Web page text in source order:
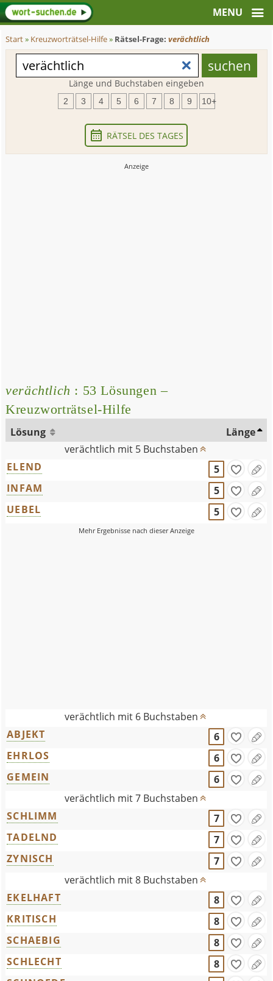
Start» Kreuzworträtsel-Hilfe» Rätsel-Frage:verächtlich
Länge und Buchstaben eingeben
2 3 4 5 6 7 8 9 10+
RÄTSEL DES TAGES
verächtlich : 53 Lösungen –
Kreuzworträtsel-Hilfe
Lösung
Länge
verächtlich mit 5 Buchstaben
ELEND
5
INFAM
5
UEBEL
5
verächtlich mit 6 Buchstaben
ABJEKT
6
EHRLOS
6
GEMEIN
6
verächtlich mit 7 Buchstaben
SCHLIMM
7
TADELND
7
ZYNISCH
7
verächtlich mit 8 Buchstaben
EKELHAFT
8
KRITISCH
8
SCHAEBIG
8
SCHLECHT
8